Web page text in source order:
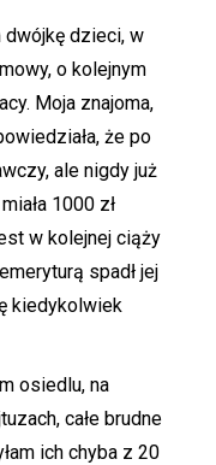
dwójkę dzieci, w
o kolejnym
Moja znajoma,
że po
ale nigdy już
1000 zł
w kolejnej ciąży
spadł jej
kiedykolwiek
osiedlu, na
całe brudne
ich chyba z 20